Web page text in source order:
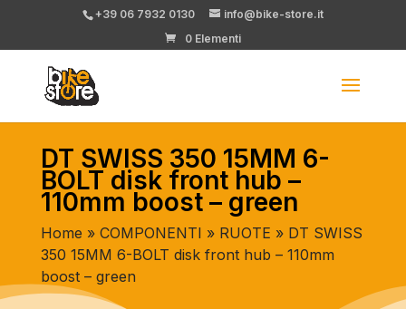
+39 06 7932 0130
info@bike-store.it
0 Elementi
DT SWISS 350 15MM 6-
BOLT disk front hub –
110mm boost – green
Home » COMPONENTI » RUOTE » DT SWISS
350 15MM 6-BOLT disk front hub – 110mm
boost – green